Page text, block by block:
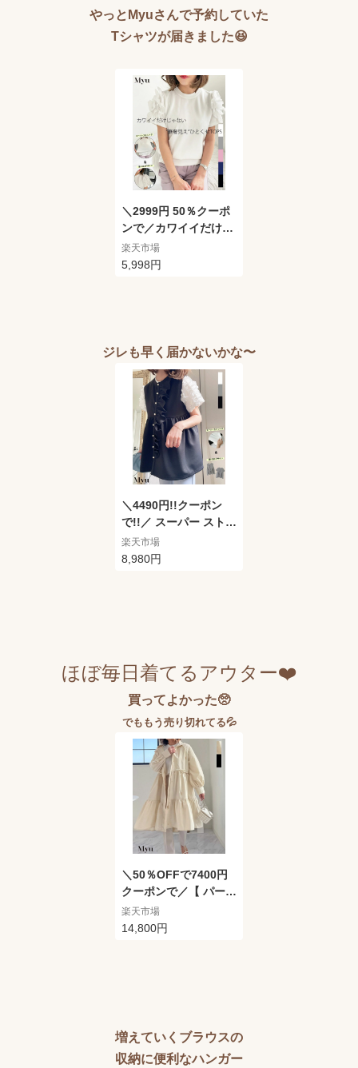
やっとMyuさんで予約していた
Tシャツが届きました😆
＼2999円 50％クーポ
ンで／カワイイだけじ
ゃない”華奢見え”ひと
くせ TOPS 【 スーパ
ブラウス アウター コ
ート ジレ フリル ティ
アード ベスト シャツ
チュニック 春 4割引
メール便OK
楽天市場
5,998円
ジレも早く届かないかな〜
＼4490円!!クーポン
で!!／ スーパー ストレ
ッチ ♪選べるお袖＆ボ
タン【 frill× ペプラム
メール便OK
楽天市場
8,980円
ほぼ毎日着てるアウター❤️
買ってよかった🥺
でももう売り切れてる💦
＼50％OFFで7400円
クーポンで／【 パール
デザイン ティアード
ロングマウンテンパー
ック スカート myu ワ
ンピース 冬服 冬 4割
楽天市場
14,800円
増えていくブラウスの
収納に便利なハンガー